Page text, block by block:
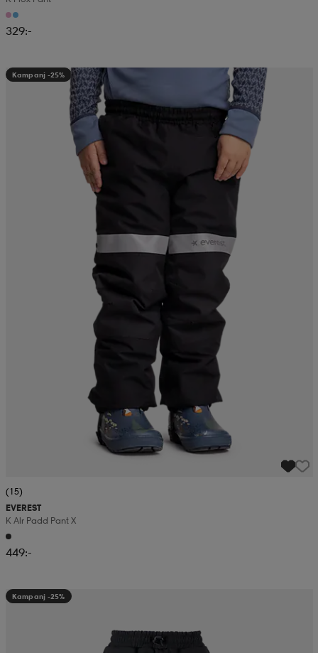
329:-
Kampanj -25%
(15)
EVEREST
K Alr Padd Pant X
449:-
Kampanj -25%